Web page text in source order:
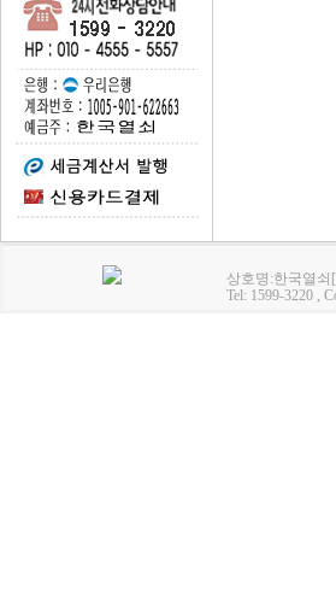
상호명:한국열쇠
Tel: 1599-3220 ,